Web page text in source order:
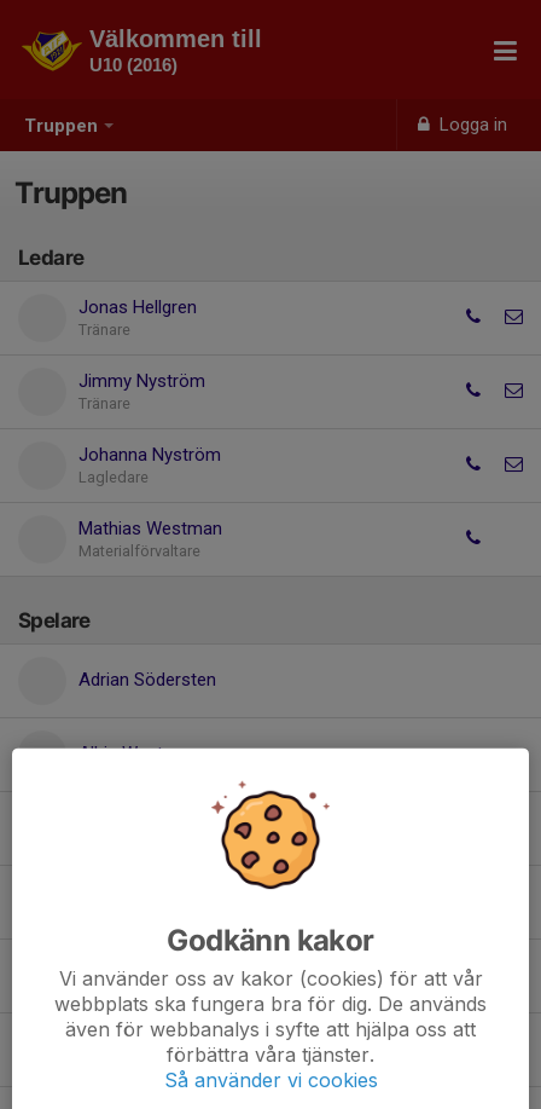
Truppen Logga in
Välkommen till
U10 (2016)
Truppen
Ledare
Jonas Hellgren
Tränare
Jimmy Nyström
Tränare
Johanna Nyström
Lagledare
Mathias Westman
Materialförvaltare
Spelare
Adrian Södersten
Albin Westman
Filip Johansson
Folke Auselius
Godkänn kakor
Vi använder oss av kakor (cookies) för att vår
webbplats ska fungera bra för dig. De används
även för webbanalys i syfte att hjälpa oss att
förbättra våra tjänster.
Så använder vi cookies